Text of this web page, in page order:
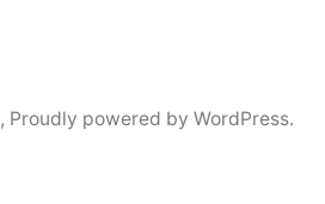
, Proudly powered by WordPress.